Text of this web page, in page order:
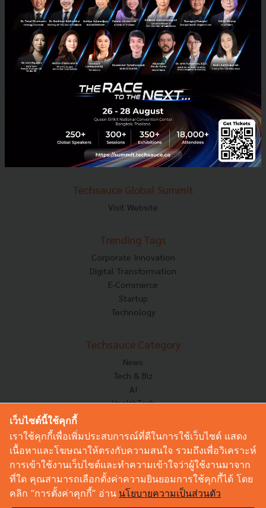
E-mail :contact@techsauce.co
Tel : 02-001-5375
Mobile : 06-4658-9500
Techsauce Media
About Techsauce
Techsauce Services
Privacy Policy
ส่งบทความ
Techsauce Global Summit
Visit Website
Trending Tags
Corporate Innovation
Digital Transformation
E-Commerce
Startup
Technology
Techsauce Category
News
Tech & Biz
AI
HealthTech
Corp Innov
Saucy Thoughts
Based On
Sustainable
Videos
Podcast
เว็บไซต์นี้ใช้คุกกี้
เราใช้คุกกี้เพื่อเพิ่มประสบการณ์ที่ดีในการใช้เว็บไซต์ แสดง
เนื้อหาและโฆษณาให้ตรงกับความสนใจ รวมถึงเพื่อวิเคราะห์
การเข้าใช้งานเว็บไซต์และทำความเข้าใจว่าผู้ใช้งานมาจาก
ที่ใด คุณสามารถเลือกตั้งค่าความยินยอมการใช้คุกกี้ได้ โดย
คลิก “การตั้งค่าคุกกี้” อ่าน นโยบายความเป็นส่วนตัว